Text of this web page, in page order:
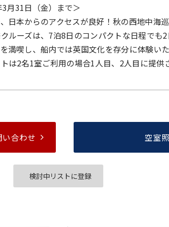
月31日（金）まで＞
日本からのアクセスが良好！秋の西地中海
ルーズは、7泊8日のコンパクトな日程でも
満喫し、船内では英国文化を存分に体験い
は2名1室ご利用の場合1人目、2人目に提供
い合わせ 空室
検討中リストに登録